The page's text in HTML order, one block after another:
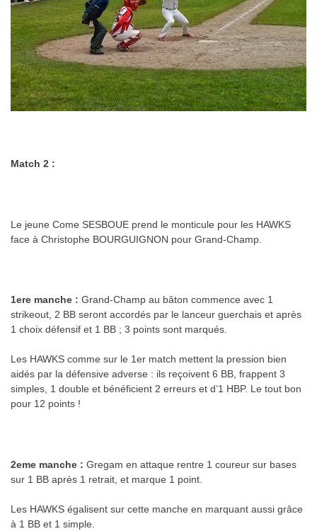
Match 2 :
Le jeune Come SESBOUE prend le monticule pour les HAWKS
face à Christophe BOURGUIGNON pour Grand-Champ.
1ere manche : Grand-Champ au bâton commence avec 1
strikeout, 2 BB seront accordés par le lanceur guerchais et après
1 choix défensif et 1 BB ; 3 points sont marqués.
Les HAWKS comme sur le 1er match mettent la pression bien
aidés par la défensive adverse : ils reçoivent 6 BB, frappent 3
simples, 1 double et bénéficient 2 erreurs et d’1 HBP. Le tout bon
pour 12 points !
2eme manche : Gregam en attaque rentre 1 coureur sur bases
sur 1 BB après 1 retrait, et marque 1 point.
Les HAWKS égalisent sur cette manche en marquant aussi grâce
à 1 BB et 1 simple.